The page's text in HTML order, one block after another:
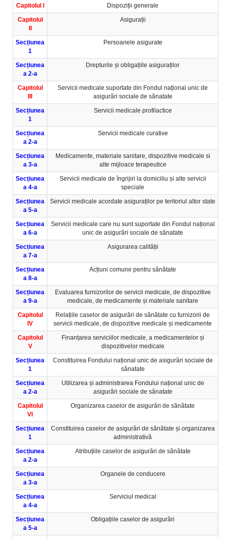
Capitolul I
Dispoziții generale
Capitolul
Asigurații
Secțiunea
1
Persoanele asigurate
Secțiunea
a 2-a
Drepturile și obligațiile asiguraților
Capitolul
Servicii medicale suportate din Fondul național unic de
asigurări sociale de sănatate
Secțiunea
1
Servicii medicale profilactice
Secțiunea
a 2-a
Servicii medicale curative
Secțiunea
a 3-a
Medicamente, materiale sanitare, dispozitive medicale si
alte mijloace terapeutice
Secțiunea
a 4-a
Servicii medicale de îngrijiri la domiciliu și alte servicii
speciale
Secțiunea
a 5-a
Servicii medicale acordate asiguraților pe teritoriul altor state
Secțiunea
a 6-a
Servicii medicale care nu sunt suportate din Fondul național
unic de asigurări sociale de sănatate
Secțiunea
a 7-a
Asigurarea calității
Secțiunea
a 8-a
Acțiuni comune pentru sănătate
Secțiunea
a 9-a
Evaluarea furnizorilor de servicii medicale, de dispozitive
medicale, de medicamente și materiale sanitare
Capitolul
IV
Relațiile caselor de asigurări de sănătate cu furnizorii de
servicii medicale, de dispozitive medicale și medicamente
Capitolul
V
Finanțarea serviciilor medicale, a medicamentelor și
dispozitivelor medicale
Secțiunea
1
Constituirea Fondului național unic de asigurări sociale de
sănatate
Secțiunea
a 2-a
Utilizarea și administrarea Fondului național unic de
asigurări sociale de sănatate
Capitolul
VI
Organizarea caselor de asigurări de sănătate
Secțiunea
1
Constituirea caselor de asigurări de sănătate și organizarea
administrativă
Secțiunea
a 2-a
Atribuțiile caselor de asigurări de sănătate
Secțiunea
a 3-a
Organele de conducere
Secțiunea
a 4-a
Serviciul medical
Secțiunea
a 5-a
Obligațiile caselor de asigurări